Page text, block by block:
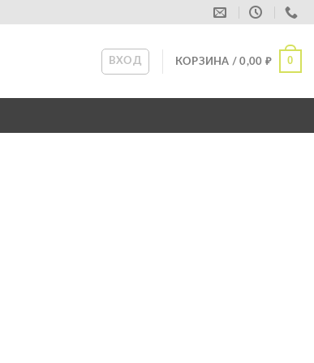
ВХОД КОРЗИНА /0,00 ₽ 0